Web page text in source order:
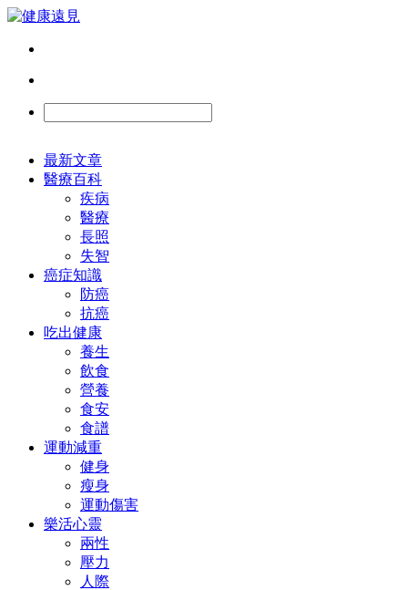
最新文章
醫療百科
疾病
醫療
長照
失智
癌症知識
防癌
抗癌
吃出健康
養生
飲食
營養
食安
食譜
運動減重
健身
瘦身
運動傷害
樂活心靈
兩性
壓力
人際